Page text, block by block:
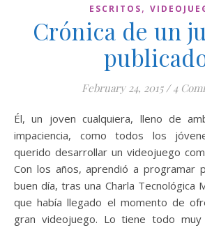
ESCRITOS,
Crónica de un
February 24, 2015 / 4
Él, un joven cualquiera, lleno de ambiciones, sueños e
impaciencia, como todos los
querido desarrollar un videojuego
Con los años, aprendió a programar
buen día, tras una Charla Tecnológica
que había llegado el momento de
gran videojuego. Lo tiene todo